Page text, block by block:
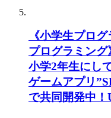
《小学生プロ
プログラミン
小学2年生にし
ゲームアプリ
で共同開発中！